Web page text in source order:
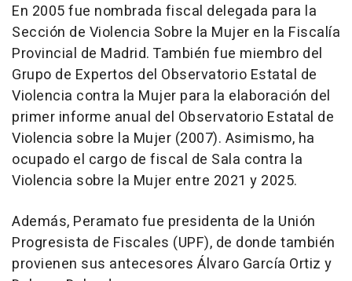
En 2005 fue nombrada fiscal delegada para la
Sección de Violencia Sobre la Mujer en la Fiscalía
Provincial de Madrid. También fue miembro del
Grupo de Expertos del Observatorio Estatal de
Violencia contra la Mujer para la elaboración del
primer informe anual del Observatorio Estatal de
Violencia sobre la Mujer (2007). Asimismo, ha
ocupado el cargo de fiscal de Sala contra la
Violencia sobre la Mujer entre 2021 y 2025.
Además, Peramato fue presidenta de la Unión
Progresista de Fiscales (UPF), de donde también
provienen sus antecesores Álvaro García Ortiz y